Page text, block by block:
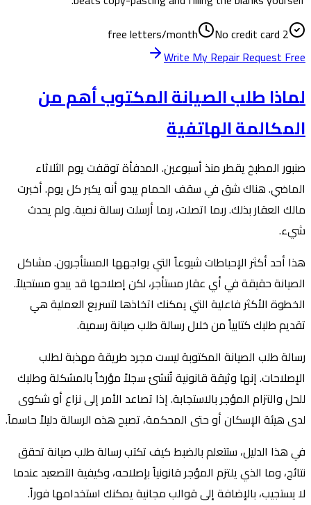
2 free letters/month
No credit card
Write My Repair Request Free
لماذا طلب الصيانة المكتوب أهم من
المكالمة الهاتفية
صنبور المطبخ يقطر منذ أسبوعين. المدفأة توقفت يوم الثلاثاء
الماضي. هناك شق في سقف الحمام يبدو أنه يكبر كل يوم. أخبرت
مالك العقار بذلك. ربما اتصلت، ربما أرسلت رسالة نصية. ولم يحدث
شيء.
هذا أحد أكثر الإحباطات شيوعاً التي يواجهها المستأجرون. مشاكل
الصيانة حقيقة في أي عقار مستأجر، لكن إصلاحها قد يبدو مستحيلاً.
الخطوة الأكثر فاعلية التي يمكنك اتخاذها لتسريع العملية هي
تقديم طلبك كتابياً من خلال رسالة طلب صيانة رسمية.
رسالة طلب الصيانة المكتوبة ليست مجرد طريقة مهذبة لطلب
الإصلاحات. إنها وثيقة قانونية تُنشئ سجلاً مؤرخاً بالمشكلة وطلبك
للحل والتزام المؤجر بالاستجابة. إذا تصاعد الأمر إلى نزاع أو شكوى
لدى هيئة الإسكان أو حتى المحكمة، تصبح هذه الرسالة دليلاً حاسماً.
في هذا الدليل، ستتعلم بالضبط كيف تكتب رسالة طلب صيانة تحقق
نتائج، وما الذي يلتزم المؤجر قانونياً بإصلاحه، وكيفية التصعيد عندما
لا يستجيب، بالإضافة إلى قوالب مجانية يمكنك استخدامها فوراً.